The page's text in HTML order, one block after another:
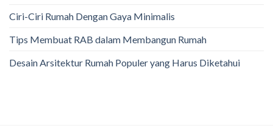
Ciri-Ciri Rumah Dengan Gaya Minimalis
Tips Membuat RAB dalam Membangun Rumah
Desain Arsitektur Rumah Populer yang Harus Diketahui